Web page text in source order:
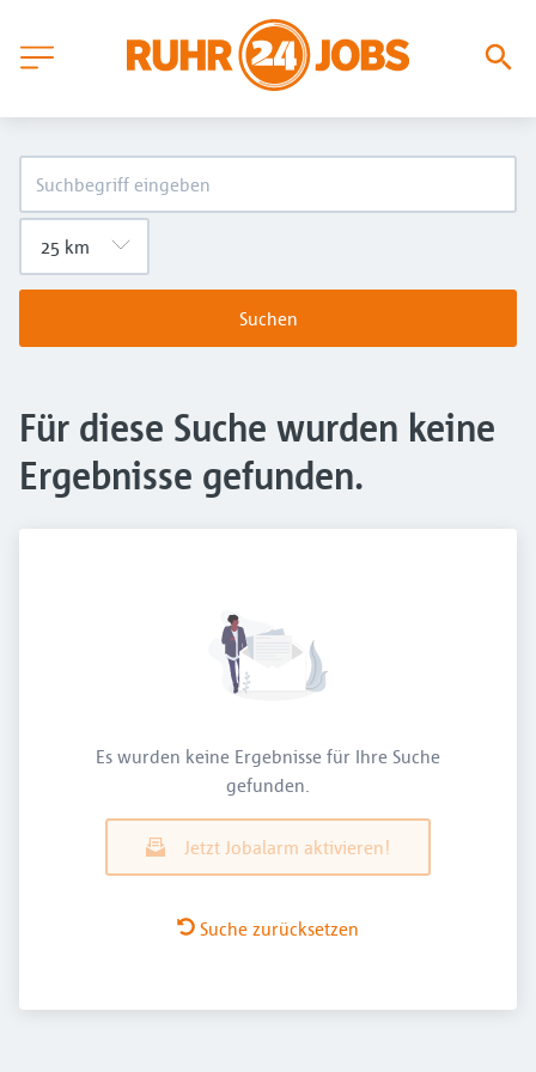
Suchen
Für diese Suche wurden keine
Ergebnisse gefunden.
Es wurden keine Ergebnisse für Ihre Suche
gefunden.
Jetzt Jobalarm aktivieren!
Suche zurücksetzen